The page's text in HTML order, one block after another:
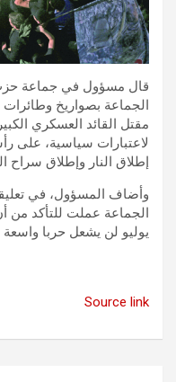
قال مسؤول في جماعة حزب
الجماعة بصواريخ
مقتل القائد العسكري
لاعتبارات سياسية، على
إطلاق النار وإطلاق سراح
وأضاف المسؤول، في
يوليو لن يشعل حربا واسعة
Source link